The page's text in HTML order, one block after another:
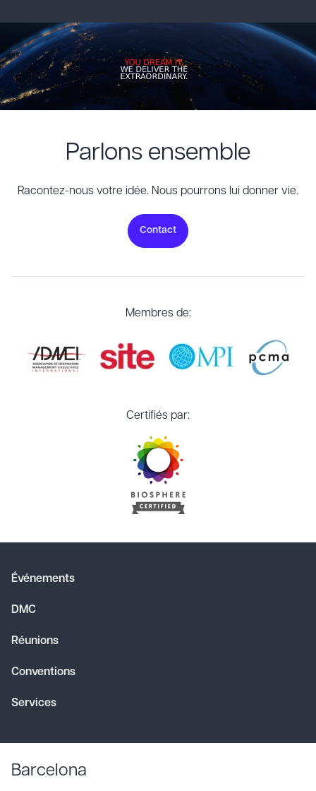
Parlons ensemble
Racontez-nous votre idée. Nous pourrons lui donner vie.
Contact
Membres de:
Certifiés par:
Événements
DMC
Réunions
Conventions
Services
Barcelona